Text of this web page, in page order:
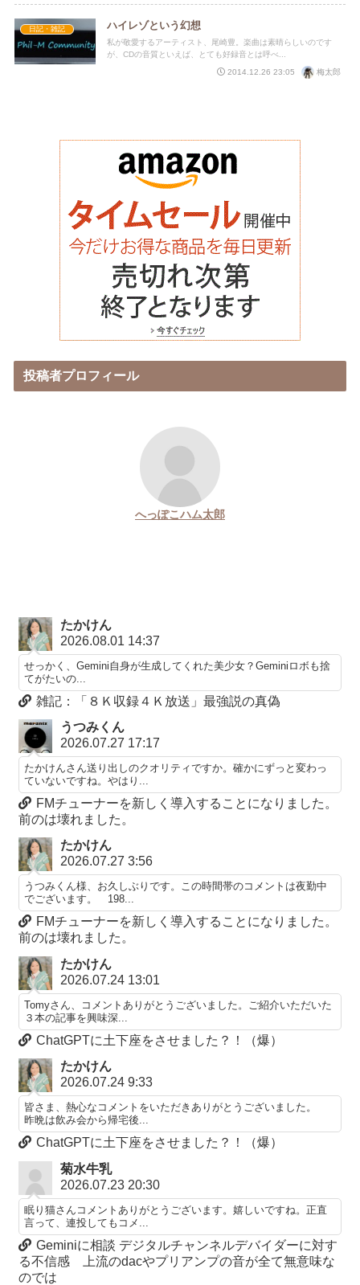
日記・雑記 ハイレゾという幻想
私が敬愛するアーティスト、尾崎豊。楽曲は素晴らしいのです
が、CDの音質といえば、とても好録音とは呼べ...
2014.12.26 23:05
梅太郎
投稿者プロフィール
へっぽこハム太郎
たかけん
2026.08.01 14:37
せっかく、Gemini自身が生成してくれた美少女？Geminiロボも捨
てがたいの...
雑記：「８Ｋ収録４Ｋ放送」最強説の真偽
うつみくん
2026.07.27 17:17
たかけんさん送り出しのクオリティですか。確かにずっと変わっ
ていないですね。やはり...
FMチューナーを新しく導入することになりました。
前のは壊れました。
たかけん
2026.07.27 3:56
うつみくん様、お久しぶりです。この時間帯のコメントは夜勤中
でございます。 198...
FMチューナーを新しく導入することになりました。
前のは壊れました。
たかけん
2026.07.24 13:01
Tomyさん、コメントありがとうございました。ご紹介いただいた
３本の記事を興味深...
ChatGPTに土下座をさせました？！（爆）
たかけん
2026.07.24 9:33
皆さま、熱心なコメントをいただきありがとうございました。
昨晩は飲み会から帰宅後...
ChatGPTに土下座をさせました？！（爆）
菊水牛乳
2026.07.23 20:30
眠り猫さんコメントありがとうございます。嬉しいですね。正直
言って、連投してもコメ...
Geminiに相談 デジタルチャンネルデバイダーに対す
る不信感 上流のdacやプリアンプの音が全て無意味な
のでは